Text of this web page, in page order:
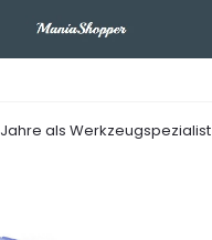
Jahre als Werkzeugspezialist